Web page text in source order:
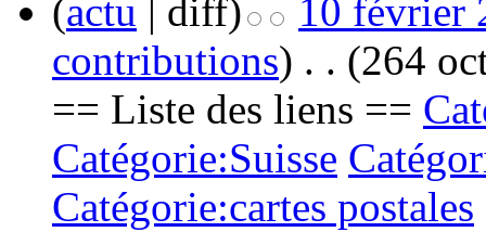
(actu | diff)
10 février
contributions) . . (264
== Liste des liens ==
Catégorie:Suisse
Catégorie:cartes postales